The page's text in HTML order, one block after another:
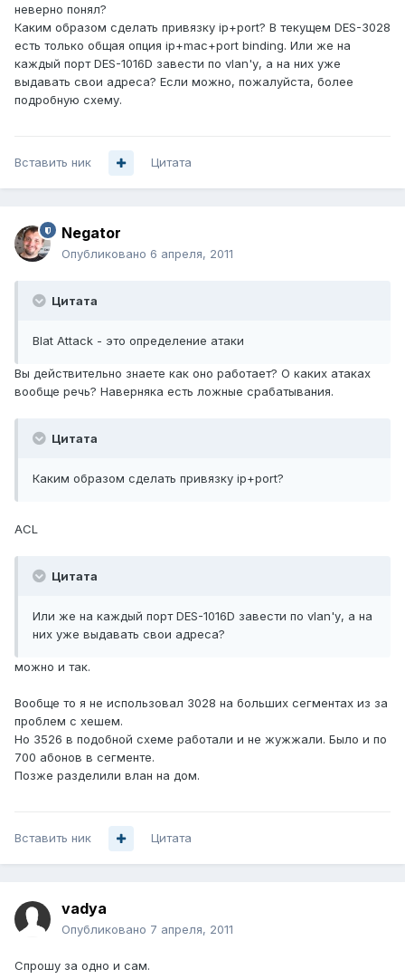
неверно понял?
Каким образом сделать привязку ip+port? В текущем DES-3028
есть только общая опция ip+mac+port binding. Или же на
каждый порт DES-1016D завести по vlan'у, а на них уже
выдавать свои адреса? Если можно, пожалуйста, более
подробную схему.
Вставить ник Цитата
Negator
Опубликовано 6 апреля, 2011
Цитата
Blat Attack - это определение атаки
Вы действительно знаете как оно работает? О каких атаках
вообще речь? Наверняка есть ложные срабатывания.
Цитата
Каким образом сделать привязку ip+port?
ACL
Цитата
Или же на каждый порт DES-1016D завести по vlan'у, а на
них уже выдавать свои адреса?
можно и так.
Вообще то я не использовал 3028 на больших сегментах из за
проблем с хешем.
Но 3526 в подобной схеме работали и не жужжали. Было и по
700 абонов в сегменте.
Позже разделили влан на дом.
Вставить ник Цитата
vadya
Опубликовано 7 апреля, 2011
Спрошу за одно и сам.